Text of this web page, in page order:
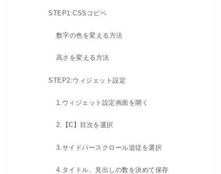
STEP1:CSSコピペ
数字の色を変える方法
高さを変える方法
STEP2:ウィジェット設定
1.ウィジェット設定画面を開く
2.【C】目次を選択
3.サイドバースクロール追従を選択
4.タイトル、見出しの数を決めて保存